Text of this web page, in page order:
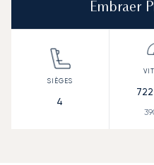
Embraer
4
722